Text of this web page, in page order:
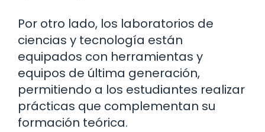
Por otro lado, los laboratorios de
ciencias y tecnología están
equipados con herramientas y
equipos de última generación,
permitiendo a los estudiantes realizar
prácticas que complementan su
formación teórica.